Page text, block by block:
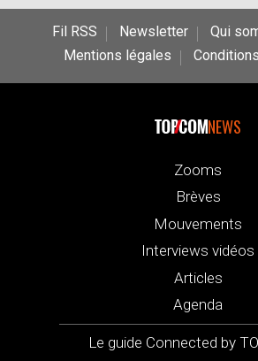
Fil RSS Newsletter
Qui
Mentions légales
NEWS
Zooms
Brèves
Mouvements
Interviews vidéos
Articles
Agenda
Le guide Connected by